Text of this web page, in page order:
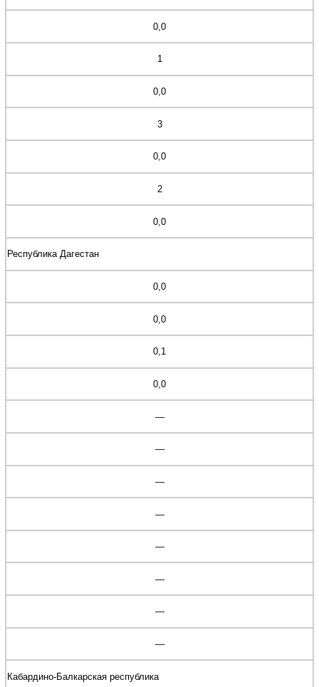
0,0
1
0,0
3
0,0
2
0,0
Республика Дагестан
0,0
0,0
0,1
0,0
—
—
—
—
—
—
—
—
Кабардино-Балкарская республика